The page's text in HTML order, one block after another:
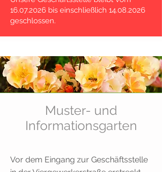
16.07.2026 bis einschließlich 14.08.2026
geschlossen.
Muster- und
Informationsgarten
Vor dem Eingang zur Geschäftsstelle